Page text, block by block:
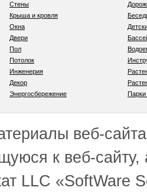
Стены
Крыша и кровля
Окна
Двери
Пол
Потолок
Инженерия
Декор
Энергосбережение
веб-
к веб-
LLC